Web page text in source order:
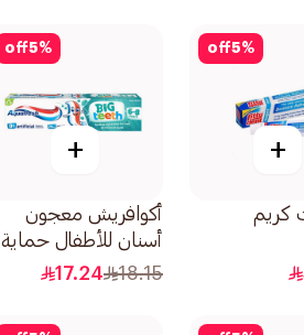
5%
off
+
كريم
5%
off
+
أكوافريش معجون
أسنان للأطفال حماية
18.15
17.24